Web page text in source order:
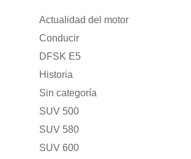
Actualidad del motor
Conducir
DFSK E5
Historia
Sin categoría
SUV 500
SUV 580
SUV 600